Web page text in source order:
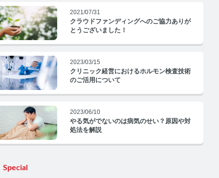
2021/07/31
クラウドファンディングへのご協力ありが
とうございました！
2023/03/15
クリニック経営におけるホルモン検査技術
のご活用について
2023/06/10
やる気がでないのは病気のせい？原因や対
処法を解説
Special